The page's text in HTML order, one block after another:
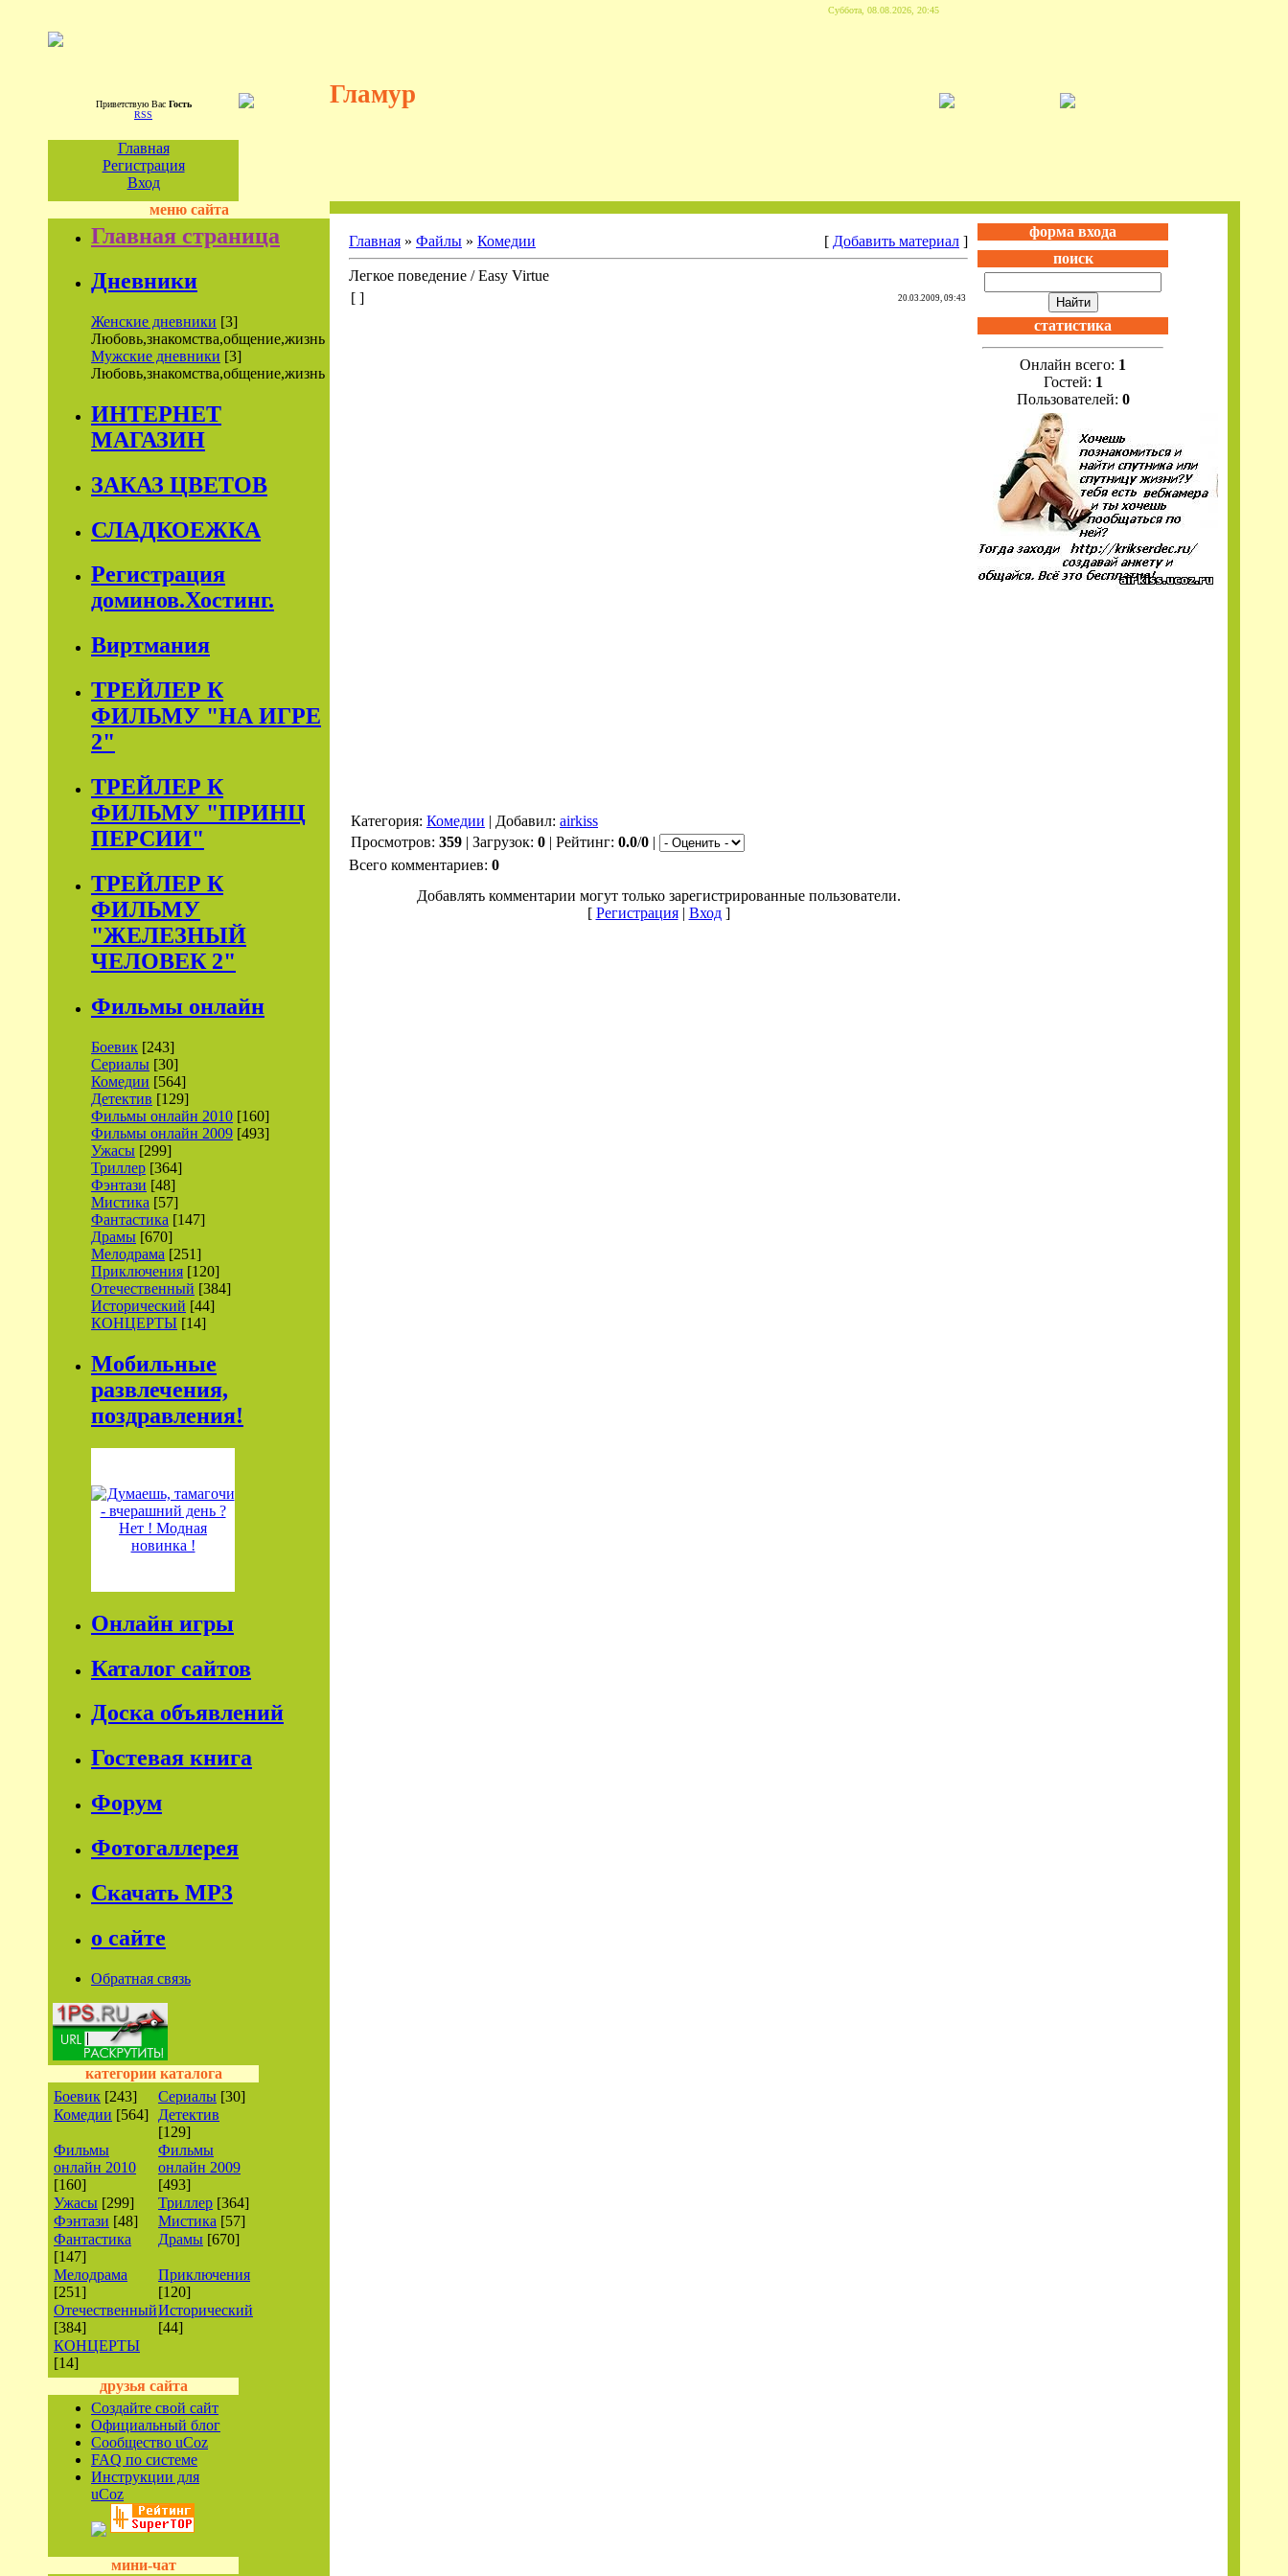
Суббота, 08.08.2026, 20:45
Приветствую Вас Гость
RSS
Гламур
Главная
Регистрация
Вход
меню сайта
Главная страница
Дневники
Женские дневники [3]
Любовь,знакомства,общение,жизнь
Мужские дневники [3]
Любовь,знакомства,общение,жизнь
ИНТЕРНЕТ
МАГАЗИН
ЗАКАЗ ЦВЕТОВ
СЛАДКОЕЖКА
Регистрация
доминов.Хостинг.
Виртмания
ТРЕЙЛЕР К
ФИЛЬМУ "НА ИГРЕ
2"
ТРЕЙЛЕР К
ФИЛЬМУ "ПРИНЦ
ПЕРСИИ"
ТРЕЙЛЕР К
ФИЛЬМУ
"ЖЕЛЕЗНЫЙ
ЧЕЛОВЕК 2"
Фильмы онлайн
Боевик [243]
Сериалы [30]
Комедии [564]
Детектив [129]
Фильмы онлайн 2010 [160]
Фильмы онлайн 2009 [493]
Ужасы [299]
Триллер [364]
Фэнтази [48]
Мистика [57]
Фантастика [147]
Драмы [670]
Мелодрама [251]
Приключения [120]
Отечественный [384]
Исторический [44]
КОНЦЕРТЫ [14]
Мобильные
развлечения,
поздравления!
Онлайн игры
Каталог сайтов
Доска объявлений
Гостевая книга
Форум
Фотогаллерея
Скачать МР3
о сайте
Обратная связь
категории каталога
Боевик [243] Сериалы [30]
Комедии [564]
Детектив
[129]
Фильмы
онлайн 2010
[160]
Фильмы
онлайн 2009
[493]
Ужасы [299] Триллер [364]
Фэнтази [48] Мистика [57]
Фантастика
[147]
Драмы [670]
Мелодрама
[251]
Приключения
[120]
Отечественный
[384]
Исторический
[44]
КОНЦЕРТЫ
[14]
друзья сайта
Создайте свой сайт
Официальный блог
Сообщество uCoz
FAQ по системе
Инструкции для
uCoz
мини-чат
Главная » Файлы » Комедии [ Добавить материал ]
Легкое поведение / Easy Virtue
[ ]
20.03.2009, 09:43
Категория: Комедии | Добавил: airkiss
Просмотров: 359 | Загрузок: 0 | Рейтинг: 0.0/0 |
Всего комментариев: 0
Добавлять комментарии могут только зарегистрированные пользователи.
[ Регистрация| Вход]
форма входа
поиск
статистика
Онлайн всего: 1
Гостей: 1
Пользователей: 0